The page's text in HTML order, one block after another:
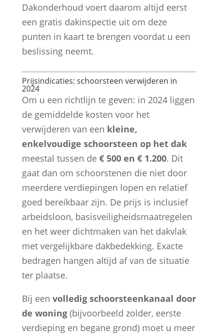
Dakonderhoud voert daarom altijd eerst
een gratis dakinspectie uit om deze
punten in kaart te brengen voordat u een
beslissing neemt.
Prijsindicaties: schoorsteen verwijderen in
2024
Om u een richtlijn te geven: in 2024 liggen
de gemiddelde kosten voor het
verwijderen van een kleine,
enkelvoudige schoorsteen op het dak
meestal tussen de € 500 en € 1.200. Dit
gaat dan om schoorstenen die niet door
meerdere verdiepingen lopen en relatief
goed bereikbaar zijn. De prijs is inclusief
arbeidsloon, basisveiligheidsmaatregelen
en het weer dichtmaken van het dakvlak
met vergelijkbare dakbedekking. Exacte
bedragen hangen altijd af van de situatie
ter plaatse.
Bij een volledig schoorsteenkanaal door
de woning(bijvoorbeeld zolder, eerste
verdieping en begane grond) moet u meer